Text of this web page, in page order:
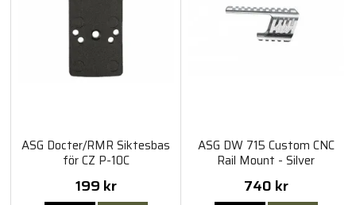
ASG Docter/RMR Siktesbas
för CZ P-10C
199 kr
ASG DW 715 Custom CNC
Rail Mount - Silver
740 kr